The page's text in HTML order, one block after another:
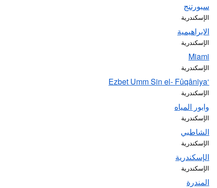
سبورتنج
الإسكندرية
الابراهيمية
الإسكندرية
Miami
الإسكندرية
‘Ezbet Umm Sin el- Fûqâniya
الإسكندرية
وابور المياه
الإسكندرية
الشاطبي
الإسكندرية
الإسكندرية
الإسكندرية
المندرة